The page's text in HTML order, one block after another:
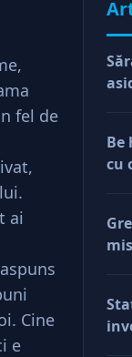
fel de
ai
Cine
e
Be
cu